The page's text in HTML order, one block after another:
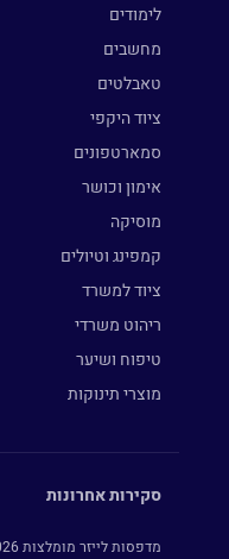
לימודים
מחשבים
טאבלטים
ציוד היקפי
סמארטפונים
אימון וכושר
מוסיקה
קמפינג וטיולים
ציוד למשרד
ריהוט משרדי
טיפוח ושיער
מוצרי תינוקות
סקירות אחרונות
מדפסות לייזר מומלצות 2026